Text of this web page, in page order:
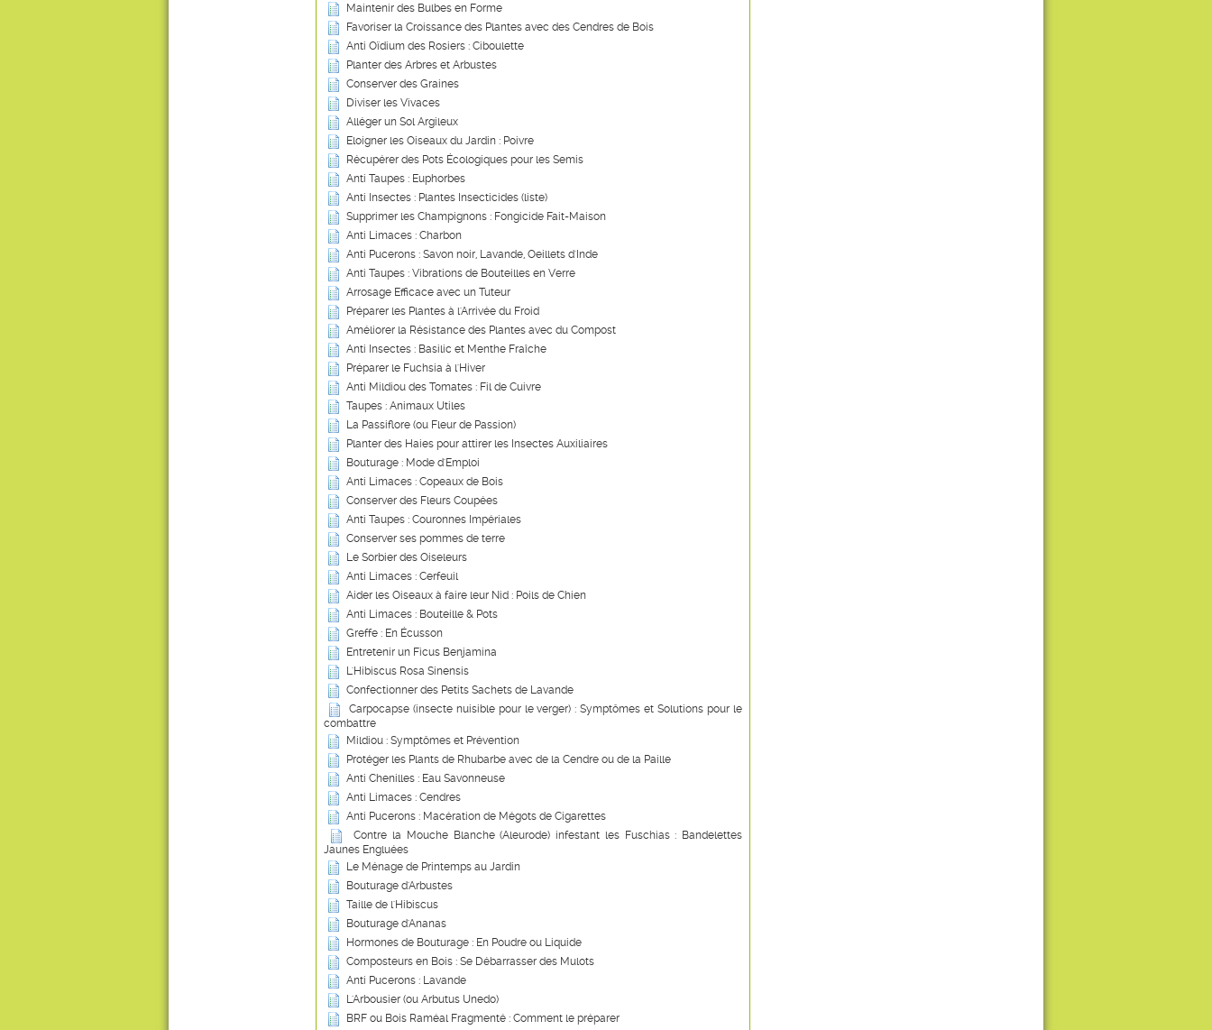
Maintenir des Bulbes en Forme
Favoriser la Croissance des Plantes avec des Cendres de Bois
Anti Oïdium des Rosiers : Ciboulette
Planter des Arbres et Arbustes
Conserver des Graines
Diviser les Vivaces
Alléger un Sol Argileux
Eloigner les Oiseaux du Jardin : Poivre
Récupérer des Pots Écologiques pour les Semis
Anti Taupes : Euphorbes
Anti Insectes : Plantes Insecticides (liste)
Supprimer les Champignons : Fongicide Fait-Maison
Anti Limaces : Charbon
Anti Pucerons : Savon noir, Lavande, Oeillets d'Inde
Anti Taupes : Vibrations de Bouteilles en Verre
Arrosage Efficace avec un Tuteur
Préparer les Plantes à l'Arrivée du Froid
Améliorer la Résistance des Plantes avec du Compost
Anti Insectes : Basilic et Menthe Fraîche
Préparer le Fuchsia à l'Hiver
Anti Mildiou des Tomates : Fil de Cuivre
Taupes : Animaux Utiles
La Passiflore (ou Fleur de Passion)
Planter des Haies pour attirer les Insectes Auxiliaires
Bouturage : Mode d'Emploi
Anti Limaces : Copeaux de Bois
Conserver des Fleurs Coupées
Anti Taupes : Couronnes Impériales
Conserver ses pommes de terre
Le Sorbier des Oiseleurs
Anti Limaces : Cerfeuil
Aider les Oiseaux à faire leur Nid : Poils de Chien
Anti Limaces : Bouteille & Pots
Greffe : En Écusson
Entretenir un Ficus Benjamina
L'Hibiscus Rosa Sinensis
Confectionner des Petits Sachets de Lavande
Carpocapse (insecte nuisible pour le verger) : Symptômes et Solutions pour le
combattre
Mildiou : Symptômes et Prévention
Protéger les Plants de Rhubarbe avec de la Cendre ou de la Paille
Anti Chenilles : Eau Savonneuse
Anti Limaces : Cendres
Anti Pucerons : Macération de Mégots de Cigarettes
Contre la Mouche Blanche (Aleurode) infestant les Fuschias : Bandelettes
Jaunes Engluées
Le Ménage de Printemps au Jardin
Bouturage d'Arbustes
Taille de l'Hibiscus
Bouturage d'Ananas
Hormones de Bouturage : En Poudre ou Liquide
Composteurs en Bois : Se Débarrasser des Mulots
Anti Pucerons : Lavande
L'Arbousier (ou Arbutus Unedo)
BRF ou Bois Raméal Fragmenté : Comment le préparer